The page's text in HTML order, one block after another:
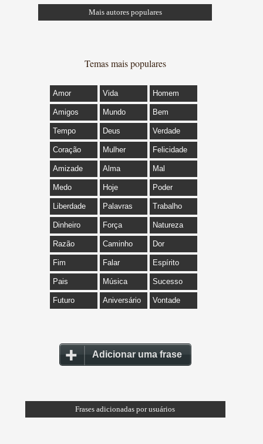
Mais autores populares
Temas mais populares
Amor Vida Homem
Amigos Mundo Bem
Tempo Deus Verdade
Coração Mulher Felicidade
Amizade Alma Mal
Medo Hoje Poder
Liberdade Palavras Trabalho
Dinheiro Força Natureza
Razão Caminho Dor
Fim Falar Espírito
Pais Música Sucesso
Futuro Aniversário Vontade
Adicionar uma frase
Frases adicionadas por usuários